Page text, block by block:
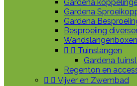
Gardena
Gardena
Gardena
Besproeiing
  Tuinslangen
Gardena
Regenton en
  Vijver en Zwembad